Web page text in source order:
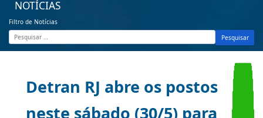
NOTÍCIAS
Filtro de Notícias
Pesquisar